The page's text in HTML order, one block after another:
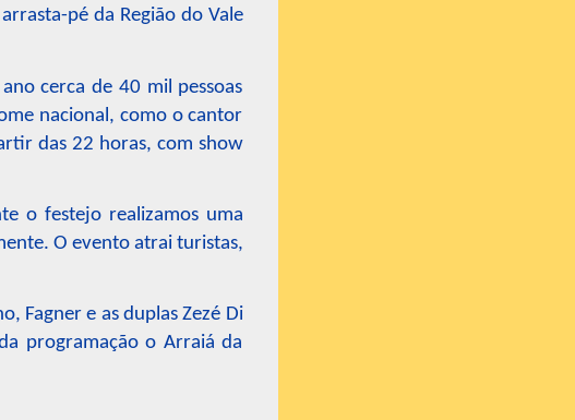
pé da Região do Vale
cerca de 40 mil pessoas
nacional, como o cantor
das 22 horas, com show
o festejo realizamos uma
O evento atrai turistas,
Fagner e as duplas Zezé Di
programação o Arraiá da